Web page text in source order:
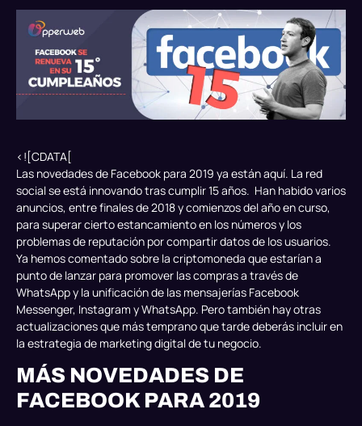
<![CDATA[
Las novedades de Facebook para 2019 ya están aquí. La red
social se está innovando tras cumplir 15 años. Han habido varios
anuncios, entre finales de 2018 y comienzos del año en curso,
para superar cierto estancamiento en los números y los
problemas de reputación por compartir datos de los usuarios.
Ya hemos comentado sobre la criptomoneda que estarían a
punto de lanzar para promover las compras a través de
WhatsApp y la unificación de las mensajerías Facebook
Messenger, Instagram y WhatsApp. Pero también hay otras
actualizaciones que más temprano que tarde deberás incluir en
la estrategia de marketing digital de tu negocio.
MÁS NOVEDADES DE
FACEBOOK PARA 2019